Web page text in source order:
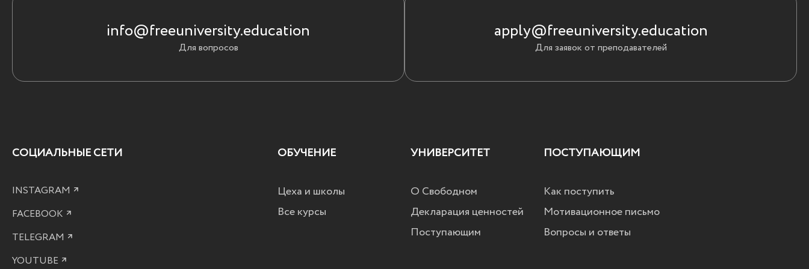
info@freeuniversity.education
Для вопросов
apply@freeuniversity.education
Для заявок от преподавателей
СОЦИАЛЬНЫЕ СЕТИ
INSTAGRAM
FACEBOOK
TELEGRAM
YOUTUBE
ОБУЧЕНИЕ
Цеха и школы
Все курсы
УНИВЕРСИТЕТ
О Свободном
Декларация ценностей
Поступающим
ПОСТУПАЮЩИМ
Как поступить
Мотивационное письмо
Вопросы и ответы